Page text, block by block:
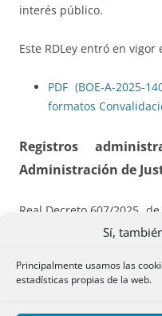
Sí,
Principalmente usamos las
estadísticas propias de la web.
interés público.
Este RDLey entró en
PDF (BOE-A-2025-
formatos
Registros
Administración de
Real Decreto 607/2025,
el Real Decreto 95/
regula el Sistema de
la Administración de